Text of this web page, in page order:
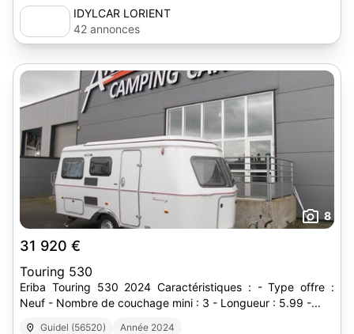
IDYLCAR LORIENT
42 annonces
8
31 920 €
Touring 530
Eriba Touring 530 2024 Caractéristiques : - Type offre :
Neuf - Nombre de couchage mini : 3 - Longueur : 5.99 -...
Guidel (56520) Année 2024